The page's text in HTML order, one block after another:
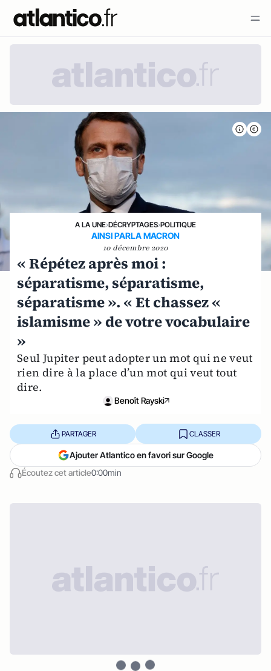
A LA UNE›DÉCRYPTAGES›POLITIQUE
AINSI PARLA MACRON
10 décembre 2020
« Répétez après moi :
séparatisme, séparatisme,
séparatisme ». « Et chassez «
islamisme » de votre vocabulaire
»
Seul Jupiter peut adopter un mot qui ne veut
rien dire à la place d’un mot qui veut tout
dire.
Benoît Rayski
Écoutez cet article0:00min
PARTAGER CLASSER
Ajouter Atlantico en favori sur Google